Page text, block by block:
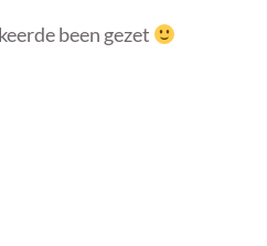
been gezet